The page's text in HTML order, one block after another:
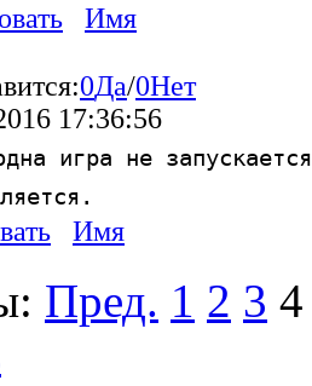
Имя
0Да/0Нет
17:36:56
игра не
Имя
Пред. 1 2 3 4